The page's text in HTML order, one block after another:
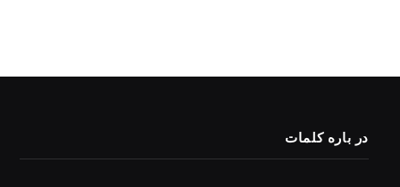
در باره کلمات